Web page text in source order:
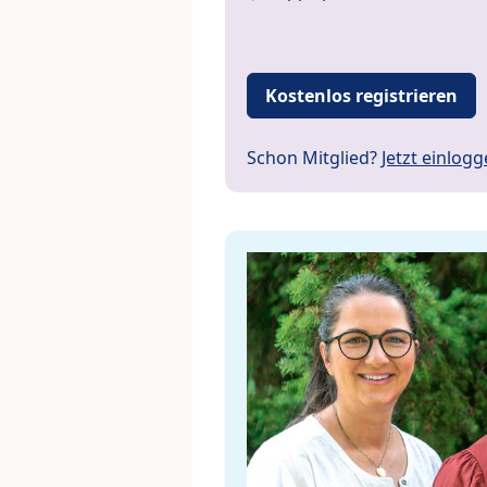
Kostenlos registrieren
Schon Mitglied? Jetzt